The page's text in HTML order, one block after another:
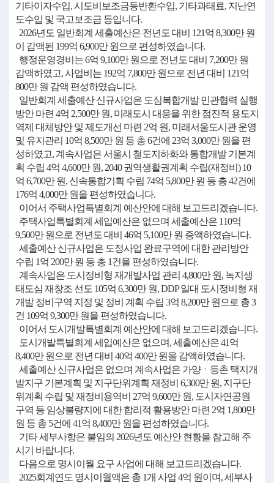
기타이자수입, 시도비보조금등반환수입, 기타과태료, 지난연
도수입 및 국고보조금 등입니다.
2026년도 일반회계 세출예산은 전년도 대비 121억 8,300만 원
이 감액된 199억 6,900만 원으로 편성하였습니다.
행정운영경비는 6억 9,100만 원으로 전년도 대비 7,200만 원
감액하였고, 사업비는 192억 7,800만 원으로 전년 대비 121억
800만 원 감액 편성하였습니다.
일반회계 세출예산 신규사업은 도심복합개발 민관협력 실행
방안 마련 4억 2,500만 원, 미래도시 대응을 위한 점진적 용도지
역제 대체방안 및 제도개선 마련 2억 원, 미래서울도시관 운영
및 유지관리 10억 8,500만 원 등 총 6건에 23억 3,000만 원을 편
성하였고, 계속사업은 서울시 철도지하화와 통합개발 기본계
획 수립 4억 4,600만 원, 2040 권역생활권계획 수립(재정비) 10
억 6,700만 원, 신속통합기획 수립 74억 5,800만 원 등 총 42건에
176억 4,000만 원을 편성하였습니다.
이어서 주택사업특별회계 예산안에 대해 보고드리겠습니다.
주택사업특별회계 세입예산은 없으며 세출예산은 110억
9,500만 원으로 전년도 대비 46억 5,100만 원 증액하였습니다.
세출예산 신규사업은 도정사업 완료구역에 대한 관리방안
수립 1억 200만 원 등 총 1건을 편성하였습니다.
계속사업은 도시정비형 재개발사업 관리 4,800만 원, 녹지생
태도심 재창조 선도 105억 6,300만 원, DDP 일대 도시정비형 재
개발 정비구역 지정 및 정비 계획 수립 3억 8,200만 원으로 총 3
건 109억 9,300만 원을 편성하였습니다.
이어서 도시개발특별회계 예산안에 대해 보고드리겠습니다.
도시개발특별회계 세입예산은 없으며, 세출예산은 41억
8,400만 원으로 전년 대비 40억 400만 원을 감액하였습니다.
세출예산 신규사업은 없으며 계속사업은 가양ㆍ등촌 택지개
발지구 기본계획 및 지구단위계획 재정비 6,300만 원, 지구단
위계획 수립 및 재정비용역비 27억 9,600만 원, 도시자연공원
구역 등 임상불량지에 대한 합리적 활용방안 마련 2억 1,800만
원 등 총 5건에 41억 8,400만 원을 편성하였습니다.
기타 세부사항은 붙임의 2026년도 예산안 현황을 참고해 주
시기 바랍니다.
다음으로 명시이월 요구 사업에 대해 보고드리겠습니다.
2025회계연도 명시이월액은 총 1개 사업 4억 원이며, 세부사